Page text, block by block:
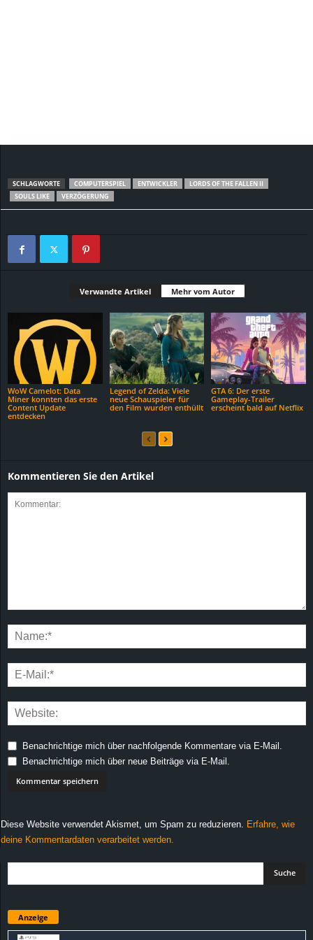
SCHLAGWORTE COMPUTERSPIEL ENTWICKLER
LORDS OF THE FALLEN II
SOULS LIKE
VERZÖGERUNG
Verwandte Artikel Mehr vom Autor
WoW Camelot: Data
Miner konnten das erste
Content Update
entdecken
Legend of Zelda: Viele
neue Schauspieler für
den Film wurden enthüllt
GTA 6: Der erste
Gameplay-Trailer
erscheint bald auf Netflix
Kommentieren Sie den Artikel
Benachrichtige mich über nachfolgende Kommentare via E-Mail.
Benachrichtige mich über neue Beiträge via E-Mail.
Diese Website verwendet Akismet, um Spam zu reduzieren.
Erfahre, wie
deine Kommentardaten verarbeitet werden.
Anzeige